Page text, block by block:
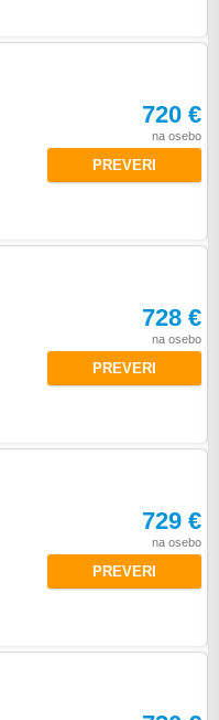
720 €
na osebo
PREVERI
728 €
na osebo
PREVERI
729 €
na osebo
PREVERI